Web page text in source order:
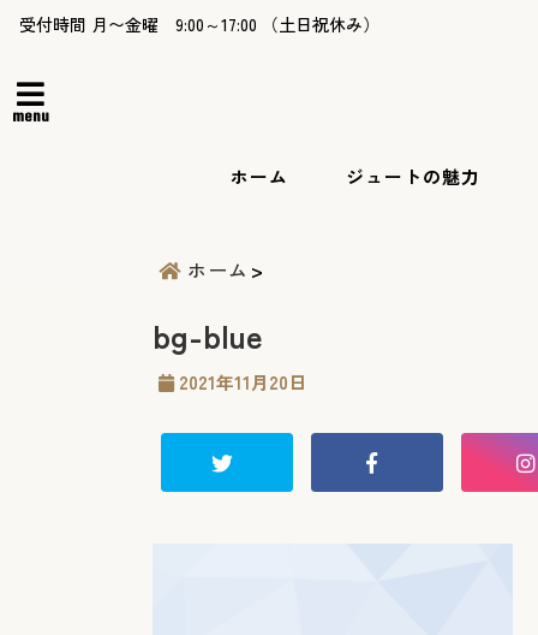
受付時間 月〜金曜 9:00～17:00 （土日祝休み）
menu
ホーム ジュートの魅力
ホーム
bg-blue
2021年11月20日